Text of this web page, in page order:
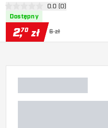
otwórz panel recenzji
0 gwiazdki oceny0.0 (0)
Dostępny
2,70 zł 6 zł